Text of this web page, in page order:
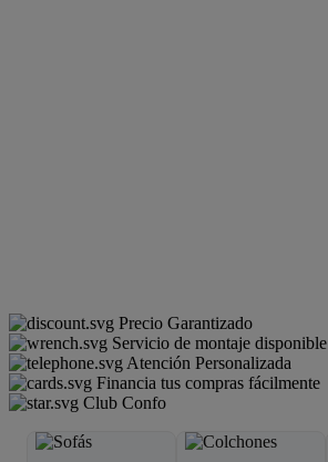
Precio Garantizado
Servicio de montaje disponible
Atención Personalizada
Financia tus compras fácilmente
Club Confo